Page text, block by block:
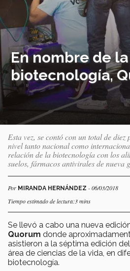
En nombre de la
biotecnología,
Esta vez, se contó con un total de diez
nivel tanto nacional como
relación de la biotecnología con los
suelos, fármacos antivirales de nueva
Por MIRANDA HERNÁNDEZ - 06/03/2018
Tiempo estimado de lectura:3 mins
Se llevó a cabo una nueva
Quorum donde
asistieron a la séptima edición
área de ciencias de la vida, en
biotecnología.